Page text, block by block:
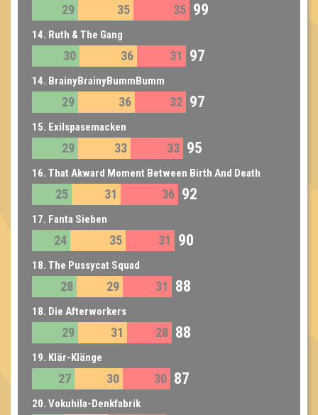
29 35 35 99
14. Ruth & The Gang
30 36 31 97
14. BrainyBrainyBummBumm
29 36 32 97
15. Exilspasemacken
29 33 33 95
16. That Akward Moment Between Birth And Death
25 31 36 92
17. Fanta Sieben
24 35 31 90
18. The Pussycat Squad
28 29 31 88
18. Die Afterworkers
29 31 28 88
19. Klär-Klänge
27 30 30 87
20. Vokuhila-Denkfabrik